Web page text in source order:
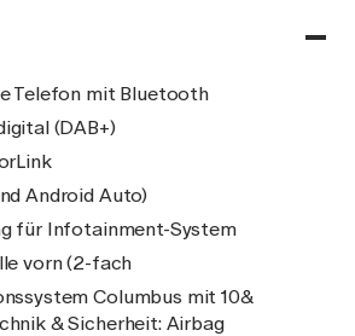
Telefon mit Bluetooth
(DAB+)
Android Auto)
für Infotainment-System
vorn (2-fach
Columbus mit 10&
& Sicherheit: Airbag